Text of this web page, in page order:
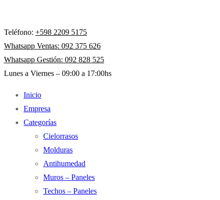
Teléfono: +598 2209 5175
Whatsapp Ventas: 092 375 626
Whatsapp Gestión: 092 828 525
Lunes a Viernes – 09:00 a 17:00hs
Inicio
Empresa
Categorías
Cielorrasos
Molduras
Antihumedad
Muros – Paneles
Techos – Paneles